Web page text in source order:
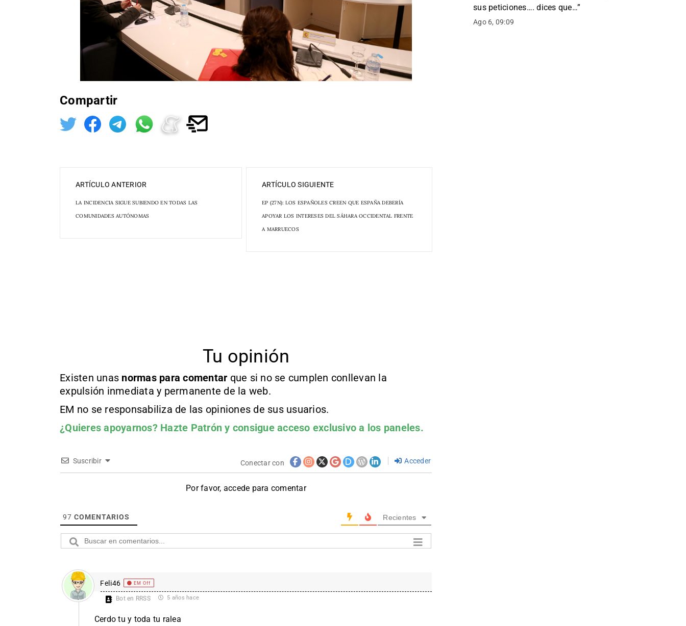
Compartir
ARTÍCULO ANTERIOR
LA INCIDENCIA SIGUE SUBIENDO EN TODAS LAS
COMUNIDADES AUTÓNOMAS
ARTÍCULO SIGUIENTE
EP (27N): LOS ESPAÑOLES CREEN QUE ESPAÑA DEBERÍA
APOYAR LOS INTERESES DEL SÁHARA OCCIDENTAL FRENTE
A MARRUECOS
Tu opinión
Existen unas normas para comentar que si no se cumplen conllevan la
expulsión inmediata y permanente de la web.
EM no se responsabiliza de las opiniones de sus usuarios.
¿Quieres apoyarnos? Hazte Patrón y consigue acceso exclusivo a los paneles.
Suscribir Conectar con Acceder
Por favor, accede para comentar
97 COMENTARIOS Recientes
Feli46 EM Off
Bot en RRSS 5 años hace
Cerdo tu y toda tu ralea
sus peticiones…. dices que…”
Ago 6, 09:09